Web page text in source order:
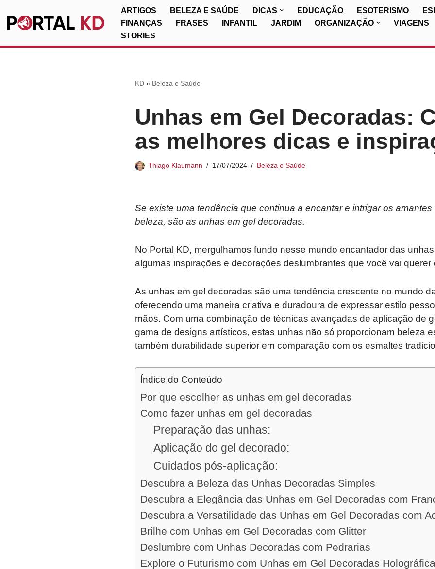
Pular
ARTIGOS BELEZA E SAÚDE DICAS EDUCAÇÃO ESOTERISMO
FINANÇAS
FRASES INFANTIL JARDIM ORGANIZAÇÃO
VIAGENS
STORIES
KD» Beleza e Saúde
Unhas em Gel Decoradas:
as melhores dicas e
Thiago Klaumann 17/07/2024 Beleza e Saúde
Se existe uma tendência que continua a encantar e intrigar os amantes
beleza, são as unhas em gel decoradas.
No Portal KD, mergulhamos fundo nesse mundo encantador das
algumas inspirações e decorações deslumbrantes que você vai querer
As unhas em gel decoradas são uma tendência crescente no mundo
oferecendo uma maneira criativa e duradoura de expressar estilo
mãos. Com uma combinação de técnicas avançadas de aplicação de
gama de designs artísticos, estas unhas não só proporcionam beleza
também durabilidade superior em comparação com os esmaltes
Índice do Conteúdo
Por que escolher as unhas em gel decoradas
Como fazer unhas em gel decoradas
Preparação das unhas:
Aplicação do gel decorado:
Cuidados pós-aplicação:
Descubra a Beleza das Unhas Decoradas Simples
Descubra a Elegância das Unhas em Gel Decoradas com
Descubra a Versatilidade das Unhas em Gel Decoradas com
Brilhe com Unhas em Gel Decoradas com Glitter
Deslumbre com Unhas Decoradas com Pedrarias
Explore o Futurismo com Unhas em Gel Decoradas